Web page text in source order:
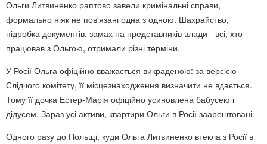
Ольги Литвиненко раптово завели кримінальні справи,
формально ніяк не пов'язані одна з одною. Шахрайство,
підробка документів, замах на представників влади - всі, хто
працював з Ольгою, отримали різні терміни.
У Росії Ольга офіційно вважається викраденою: за версією
Слідчого комітету, її місцезнаходження визначити не вдається.
Тому її дочка Естер-Марія офіційно усиновлена бабусею і
дідусем. Зараз усі активи, квартири Ольги в Росії заарештовані.
Одного разу до Польщі, куди Ольга Литвиненко втекла з Росії в